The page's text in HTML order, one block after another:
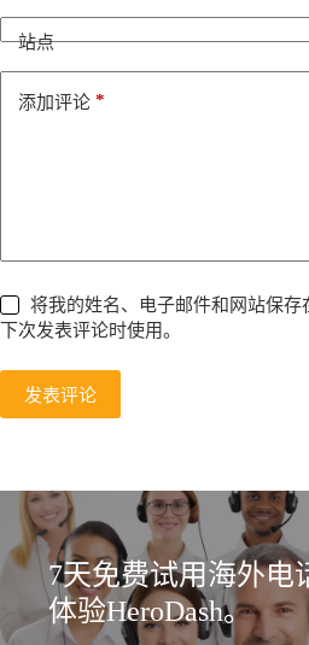
站点
添加评论 *
将我的姓名、电子邮件和网站保存
下次发表评论时使用。
发表评论
t
i
7天免费试用海外电
体验HeroDash。